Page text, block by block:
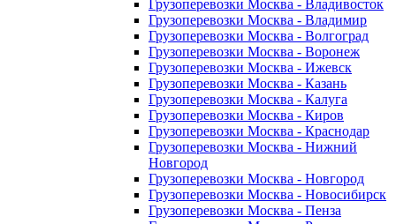
Грузоперевозки Москва - Владивосток
Грузоперевозки Москва - Владимир
Грузоперевозки Москва - Волгоград
Грузоперевозки Москва - Воронеж
Грузоперевозки Москва - Ижевск
Грузоперевозки Москва - Казань
Грузоперевозки Москва - Калуга
Грузоперевозки Москва - Киров
Грузоперевозки Москва - Краснодар
Грузоперевозки Москва - Нижний
Новгород
Грузоперевозки Москва - Новгород
Грузоперевозки Москва - Новосибирск
Грузоперевозки Москва - Пенза